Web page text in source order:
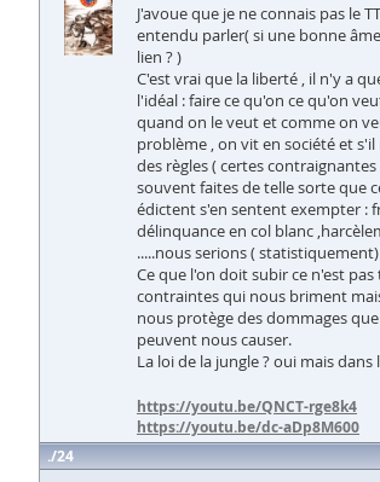
J'avoue que je ne connais pas le
entendu parler( si une bonne
lien ? )
C'est vrai que la liberté , il n'y a
l'idéal : faire ce qu'on ce qu'on
quand on le veut et comme on
problème , on vit en société et
des règles ( certes
souvent faites de telle sorte que
édictent s'en sentent exempter :
délinquance en col blanc
.....nous serions (
Ce que l'on doit subir ce n'est
contraintes qui nous briment
nous protège des dommages
peuvent nous causer.
La loi de la jungle ? oui mais dans
https://youtu.be/QNCT-rge8k4
https://youtu.be/dc-aDp8M600
24